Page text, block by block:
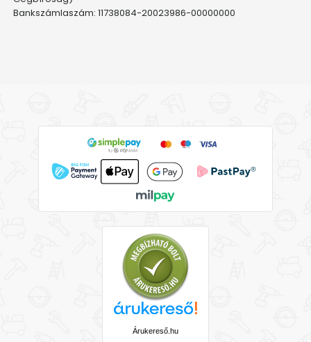
Bankszámlaszám: 11738084-20023986-00000000
Árukereső.hu